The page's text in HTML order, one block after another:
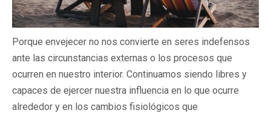
Porque envejecer no nos convierte en seres indefensos
ante las circunstancias externas o los procesos que
ocurren en nuestro interior. Continuamos siendo libres y
capaces de ejercer nuestra influencia en lo que ocurre
alrededor y en los cambios fisiológicos que